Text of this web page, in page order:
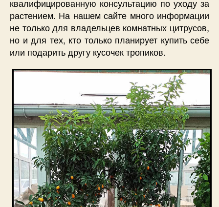
квалифицированную консультацию по уходу за
растением. На нашем сайте много информации
не только для владельцев комнатных цитрусов,
но и для тех, кто только планирует купить себе
или подарить другу кусочек тропиков.